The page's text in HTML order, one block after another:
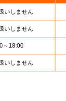
いしません
いしません
～18:00
いしません